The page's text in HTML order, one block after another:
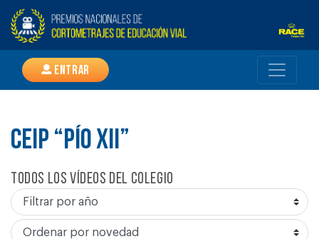
Entrar
CEIP “PÍO XII”
Todos los vídeos del colegio